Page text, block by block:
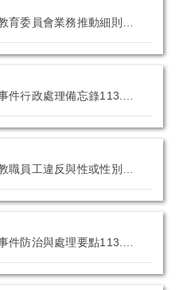
國立東華大學性別平等教育委員會業務推動細則113.7.9
國立東華大學校園性別事件行政處理備忘錄113.7.9
國立東華大學「校長及教職員工違反與性或性別有關之專業倫 理防治指引」113.7.9
國立東華大學校園性別事件防治與處理要點113.11.27